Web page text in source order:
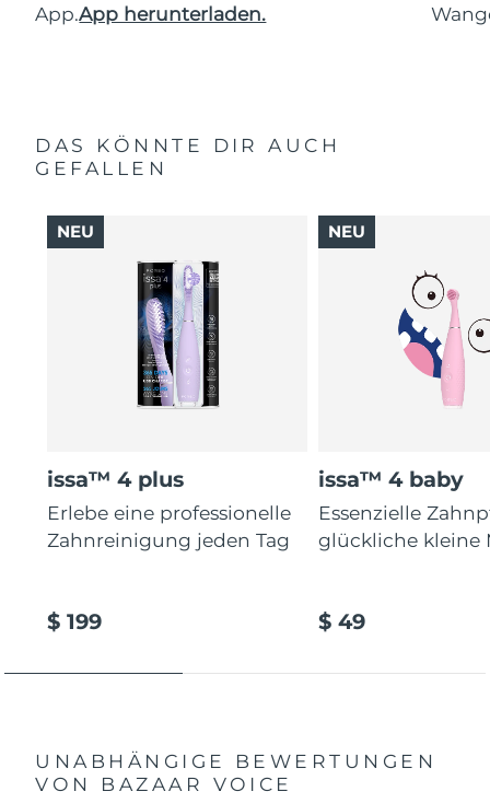
App.App herunterladen.
DAS KÖNNTE DIR AUCH
GEFALLEN
issa™ 4 plus
Erlebe eine professionelle
Zahnreinigung jeden Tag
$ 199
NEU
issa™ 4 baby
Essenzielle
glückliche kleine
$ 49
NEU
UNABHÄNGIGE BEWERTUNGEN
VON BAZAAR VOICE